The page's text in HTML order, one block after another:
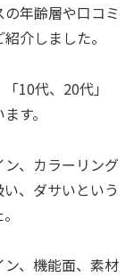
年齢層や口コミ
介しました。
10代、20代」
す。
、カラーリング
、ダサいという
、機能面、素材